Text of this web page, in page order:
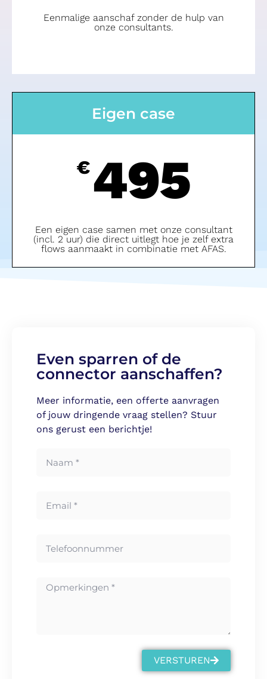
Eenmalige aanschaf zonder de hulp van
onze consultants.
Eigen case
€495
Een eigen case samen met onze consultant
(incl. 2 uur) die direct uitlegt hoe je zelf extra
flows aanmaakt in combinatie met AFAS.
Even sparren of de
connector aanschaffen?
Meer informatie, een offerte aanvragen
of jouw dringende vraag stellen? Stuur
ons gerust een berichtje!
VERSTUREN